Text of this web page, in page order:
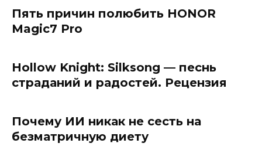
Пять причин полюбить HONOR
Magic7 Pro
Hollow Knight: Silksong — песнь
страданий и радостей. Рецензия
Почему ИИ никак не сесть на
безматричную диету